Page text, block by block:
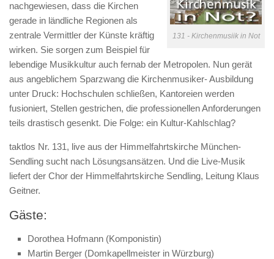
131 - Kirchenmusiik in Not
nachgewiesen, dass die Kirchen
gerade in ländliche Regionen als
zentrale Vermittler der Künste kräftig
wirken. Sie sorgen zum Beispiel für
lebendige Musikkultur auch fernab der Metropolen. Nun gerät
aus angeblichem Sparzwang die Kirchenmusiker- Ausbildung
unter Druck: Hochschulen schließen, Kantoreien werden
fusioniert, Stellen gestrichen, die professionellen Anforderungen
teils drastisch gesenkt. Die Folge: ein Kultur-Kahlschlag?
taktlos Nr. 131, live aus der Himmelfahrtskirche München-
Sendling sucht nach Lösungsansätzen. Und die Live-Musik
liefert der Chor der Himmelfahrtskirche Sendling, Leitung Klaus
Geitner.
Gäste:
Dorothea Hofmann (Komponistin)
Martin Berger (Domkapellmeister in Würzburg)